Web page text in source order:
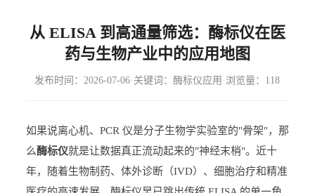
从 ELISA 到高通量筛选：酶标仪在医
药与生物产业中的应用地图
发布时间：2026-07-06· 关键词：酶标仪应用 · 浏览量：118
如果说离心机、PCR 仪是分子生物学实验室的"骨架"，那
么酶标仪就是让数据真正流动起来的"神经末梢"。近十
年，随着生物制药、体外诊断（IVD）、细胞治疗和精准